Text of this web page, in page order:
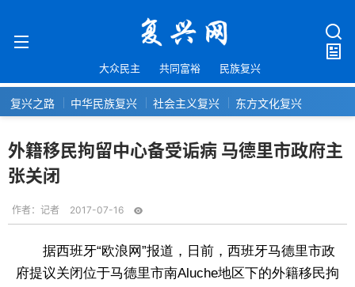
大众民主 共同富裕 民族复兴
复兴之路 中华民族复兴 社会主义复兴 东方文化复兴
外籍移民拘留中心备受诟病 马德里市政府主
张关闭
作者： 记者 2017-07-16
据西班牙“欧浪网”报道，日前，西班牙马德里市政
府提议关闭位于马德里市南Aluche地区下的外籍移民拘